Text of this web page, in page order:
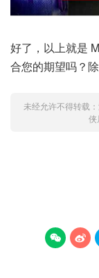
好了，以上就是
合您的期望吗？
未经允许不得转载：
侠
 